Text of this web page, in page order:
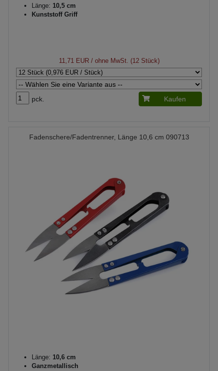
Länge: 10,5 cm
Kunststoff Griff
11,71 EUR/ ohne MwSt. (12 Stück)
pck. Kaufen
Fadenschere/Fadentrenner, Länge 10,6 cm 090713
Länge: 10,6 cm
Ganzmetallisch